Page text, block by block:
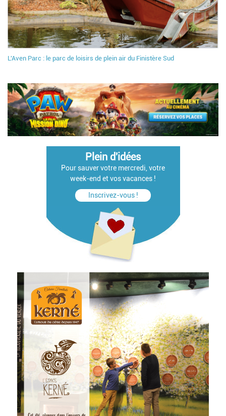
L'Aven Parc : le parc de loisirs de plein air du Finistère Sud
Plein d'idées
Pour sauver votre mercredi, votre
week-end et vos vacances !
Inscrivez-vous !